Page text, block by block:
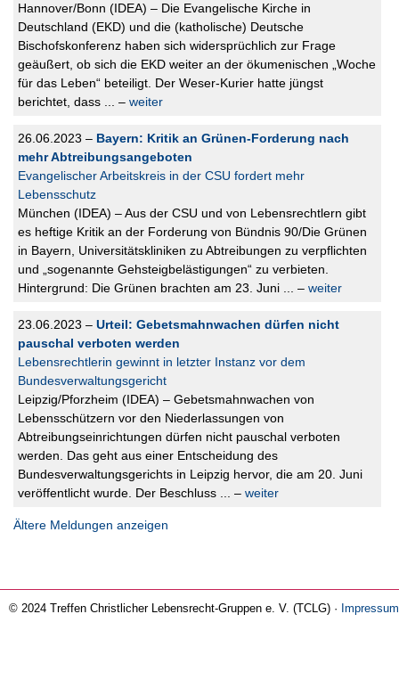
Hannover/Bonn (IDEA) – Die Evangelische Kirche in
Deutschland (EKD) und die (katholische) Deutsche
Bischofskonferenz haben sich widersprüchlich zur Frage
geäußert, ob sich die EKD weiter an der ökumenischen „Woche
für das Leben“ beteiligt. Der Weser-Kurier hatte jüngst
berichtet, dass ... – weiter
26.06.2023 – Bayern: Kritik an Grünen-Forderung nach
mehr Abtreibungsangeboten
Evangelischer Arbeitskreis in der CSU fordert mehr
Lebensschutz
München (IDEA) – Aus der CSU und von Lebensrechtlern gibt
es heftige Kritik an der Forderung von Bündnis 90/Die Grünen
in Bayern, Universitätskliniken zu Abtreibungen zu verpflichten
und „sogenannte Gehsteigbelästigungen“ zu verbieten.
Hintergrund: Die Grünen brachten am 23. Juni ... – weiter
23.06.2023 – Urteil: Gebetsmahnwachen dürfen nicht
pauschal verboten werden
Lebensrechtlerin gewinnt in letzter Instanz vor dem
Bundesverwaltungsgericht
Leipzig/Pforzheim (IDEA) – Gebetsmahnwachen von
Lebensschützern vor den Niederlassungen von
Abtreibungseinrichtungen dürfen nicht pauschal verboten
werden. Das geht aus einer Entscheidung des
Bundesverwaltungsgerichts in Leipzig hervor, die am 20. Juni
veröffentlicht wurde. Der Beschluss ... – weiter
Ältere Meldungen anzeigen
© 2024 Treffen Christlicher Lebensrecht-Gruppen e. V. (TCLG) · Impressum